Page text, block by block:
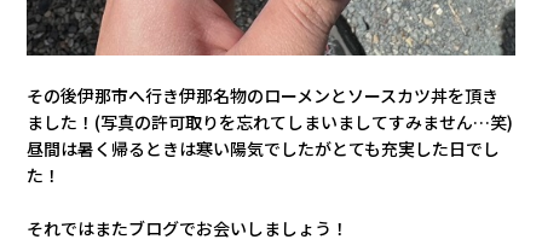
その後伊那市へ行き伊那名物のローメンとソースカツ丼を頂き
ました！(写真の許可取りを忘れてしまいましてすみません…笑)
昼間は暑く帰るときは寒い陽気でしたがとても充実した日でし
た！
それではまたブログでお会いしましょう！